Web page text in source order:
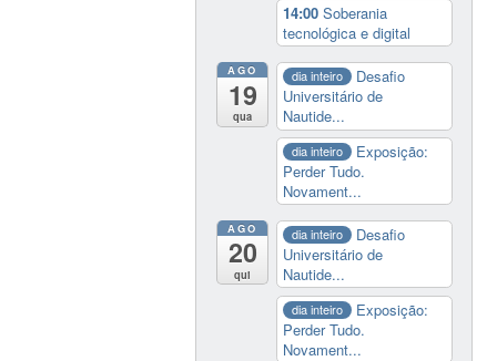
14:00Soberania
tecnológica e digital
AGO
19
qua
dia inteiro
Desafio
Universitário de
Nautide...
dia inteiro
Exposição:
Perder Tudo.
Novament...
AGO
20
qui
dia inteiro
Desafio
Universitário de
Nautide...
dia inteiro
Exposição:
Perder Tudo.
Novament...